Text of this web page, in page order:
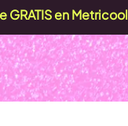
GRATIS en Metricool